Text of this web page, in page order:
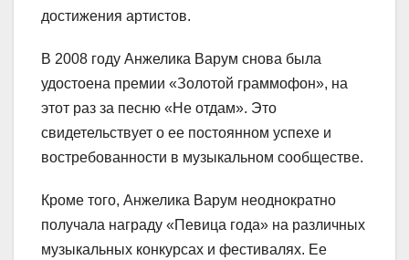
достижения артистов.
В 2008 году Анжелика Варум снова была
удостоена премии «Золотой граммофон», на
этот раз за песню «Не отдам». Это
свидетельствует о ее постоянном успехе и
востребованности в музыкальном сообществе.
Кроме того, Анжелика Варум неоднократно
получала награду «Певица года» на различных
музыкальных конкурсах и фестивалях. Ее